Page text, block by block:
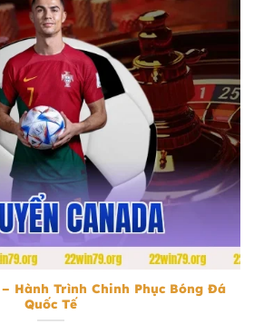
Hành Trình Chinh Phục Bóng Đá
Quốc Tế